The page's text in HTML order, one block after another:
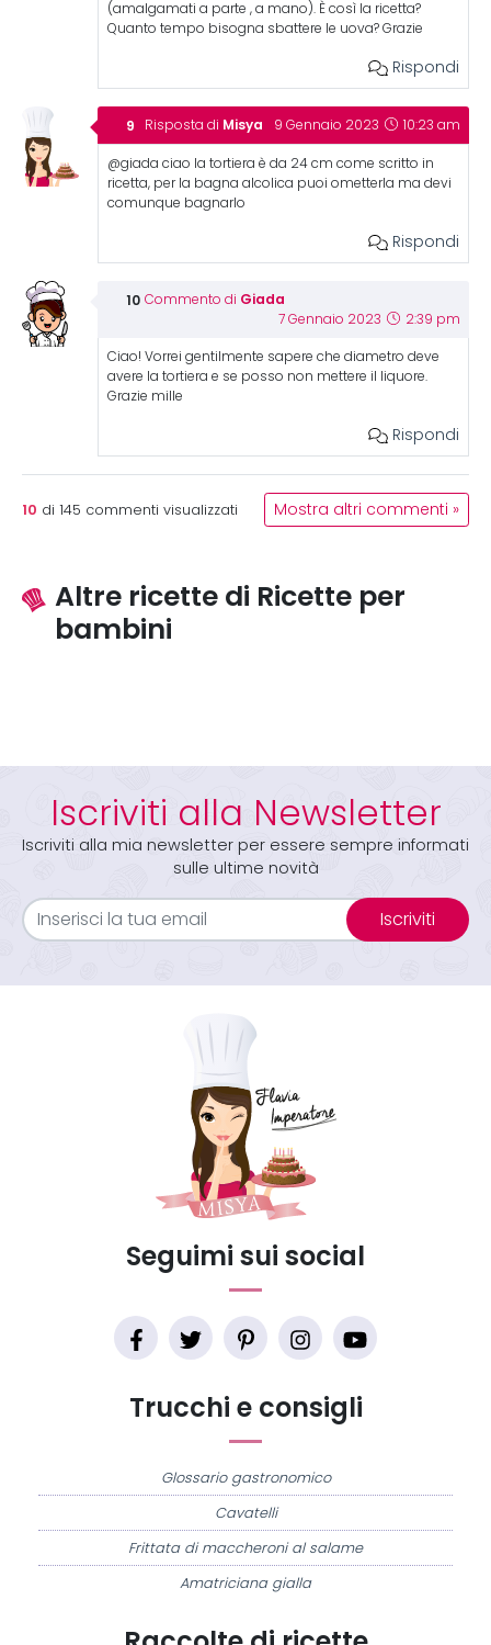
(amalgamati a parte , a mano). È così la ricetta?
Quanto tempo bisogna sbattere le uova? Grazie
Rispondi
Risposta di Misya 9 Gennaio 2023 10:23 am
@giada ciao la tortiera è da 24 cm come scritto in
ricetta, per la bagna alcolica puoi ometterla ma devi
comunque bagnarlo
Rispondi
Commento di Giada
7 Gennaio 2023 2:39 pm
Ciao! Vorrei gentilmente sapere che diametro deve
avere la tortiera e se posso non mettere il liquore.
Grazie mille
Rispondi
10 di 145 commenti visualizzati Mostra altri commenti »
Altre ricette di Ricette per
bambini
Iscriviti alla Newsletter
Iscriviti alla mia newsletter per essere sempre informati
sulle ultime novità
Iscriviti
Trucchi e consigli
Glossario gastronomico
Cavatelli
Frittata di maccheroni al salame
Amatriciana gialla
Seguimi sui social